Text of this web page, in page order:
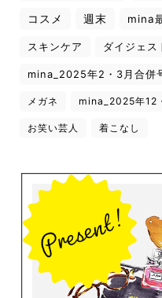
コスメ 週末 mina
スキンケア ダイジェス
mina_2025年2・3月合併
メガネ mina_2025年12
お笑い芸人 着こなし